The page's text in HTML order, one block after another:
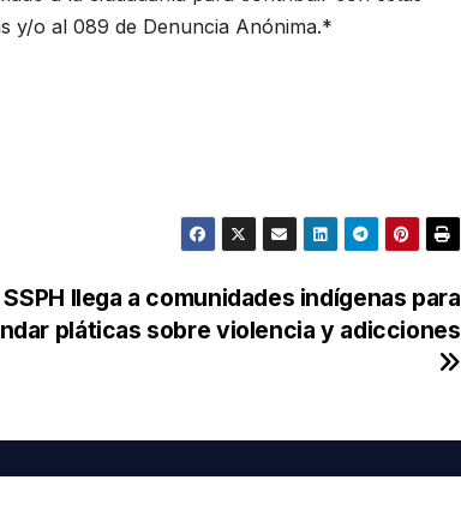
y/o al 089 de Denuncia Anónima.*
SSPH llega a comunidades indígenas para
pláticas sobre violencia y adicciones